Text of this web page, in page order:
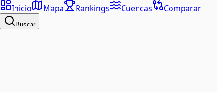
Inicio
Mapa Rankings Cuencas Comparar
Buscar